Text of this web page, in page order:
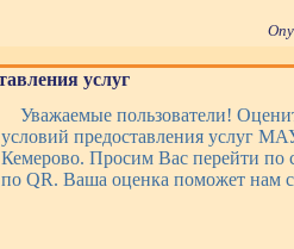
услуг
Уважаемые пользователи!
условий предоставления услуг
Кемерово. Просим Вас перейти по
по QR. Ваша оценка поможет нам